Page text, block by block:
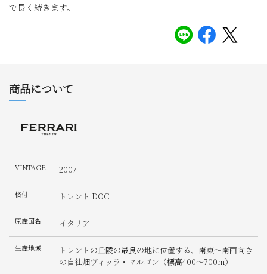
で長く続きます。
商品について
VINTAGE 2007
格付 トレント DOC
原産国名 イタリア
生産地域
トレントの丘陵の最良の地に位置する、南東〜南西向き
の自社畑ヴィッラ・マルゴン（標高400〜700m）